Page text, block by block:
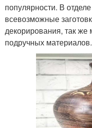
популярности. В
всевозможные
декорирования, так
подручных материалов.